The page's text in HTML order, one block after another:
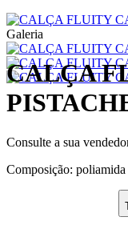
Galeria
CALÇA
Consulte a sua
Composição: poliamida